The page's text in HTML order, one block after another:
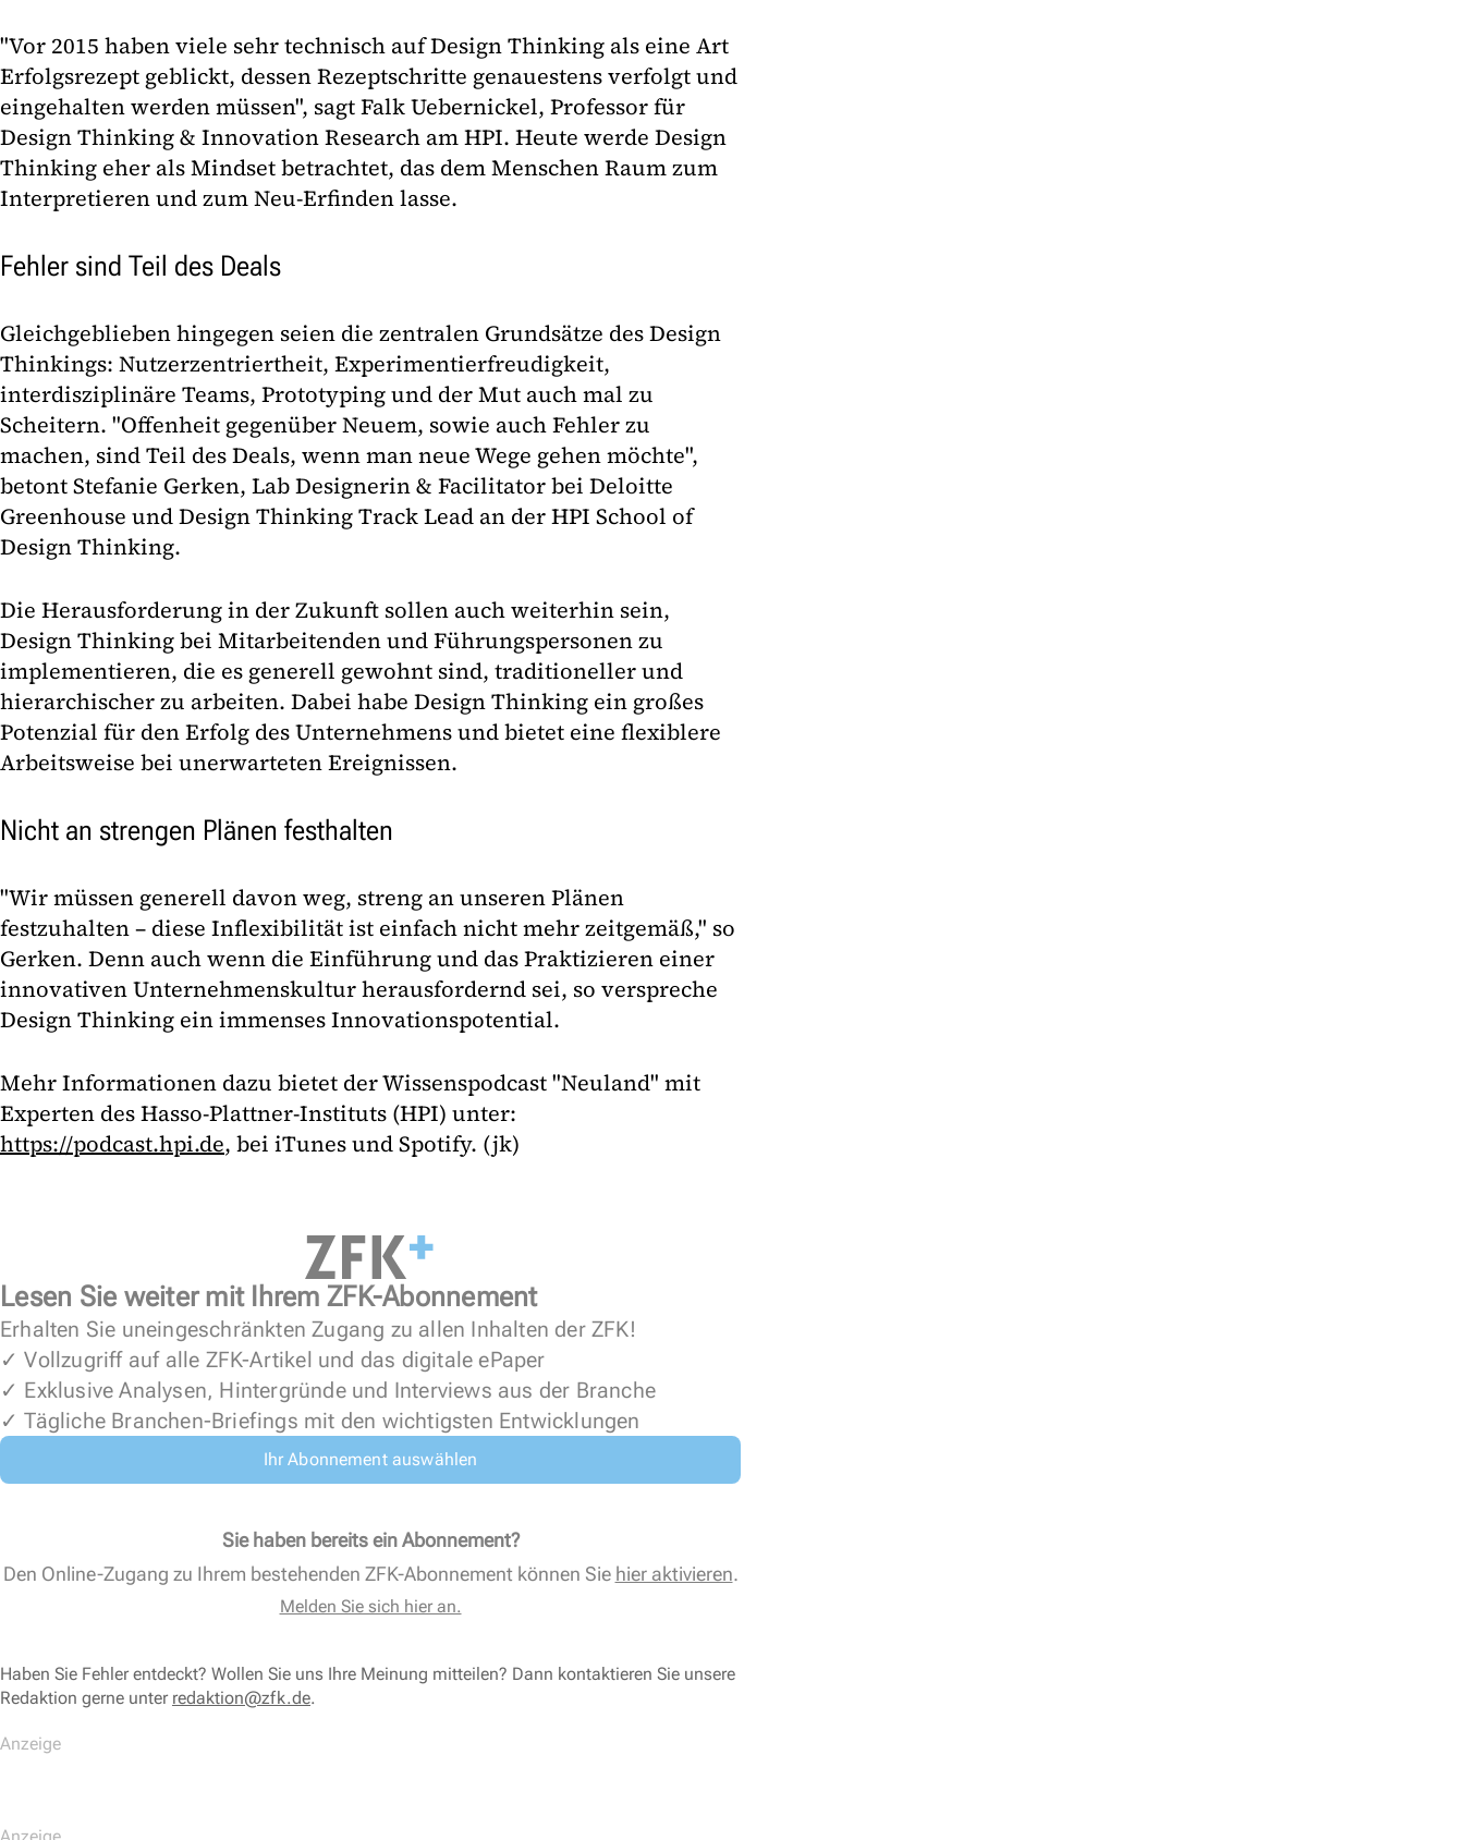
"Vor 2015 haben viele sehr technisch auf Design Thinking als eine Art
Erfolgsrezept geblickt, dessen Rezeptschritte genauestens verfolgt und
eingehalten werden müssen", sagt Falk Uebernickel, Professor für
Design Thinking & Innovation Research am HPI. Heute werde Design
Thinking eher als Mindset betrachtet, das dem Menschen Raum zum
Interpretieren und zum Neu-Erfinden lasse.
Fehler sind Teil des Deals
Gleichgeblieben hingegen seien die zentralen Grundsätze des Design
Thinkings: Nutzerzentriertheit, Experimentierfreudigkeit,
interdisziplinäre Teams, Prototyping und der Mut auch mal zu
Scheitern. "Offenheit gegenüber Neuem, sowie auch Fehler zu
machen, sind Teil des Deals, wenn man neue Wege gehen möchte",
betont Stefanie Gerken, Lab Designerin & Facilitator bei Deloitte
Greenhouse und Design Thinking Track Lead an der HPI School of
Design Thinking.
Die Herausforderung in der Zukunft sollen auch weiterhin sein,
Design Thinking bei Mitarbeitenden und Führungspersonen zu
implementieren, die es generell gewohnt sind, traditioneller und
hierarchischer zu arbeiten. Dabei habe Design Thinking ein großes
Potenzial für den Erfolg des Unternehmens und bietet eine flexiblere
Arbeitsweise bei unerwarteten Ereignissen.
Nicht an strengen Plänen festhalten
"Wir müssen generell davon weg, streng an unseren Plänen
festzuhalten – diese Inflexibilität ist einfach nicht mehr zeitgemäß," so
Gerken. Denn auch wenn die Einführung und das Praktizieren einer
innovativen Unternehmenskultur herausfordernd sei, so verspreche
Design Thinking ein immenses Innovationspotential.
Mehr Informationen dazu bietet der Wissenspodcast "Neuland" mit
Experten des Hasso-Plattner-Instituts (HPI) unter:
https://podcast.hpi.de, bei iTunes und Spotify. (jk)
Lesen Sie weiter mit Ihrem ZFK-Abonnement
Erhalten Sie uneingeschränkten Zugang zu allen Inhalten der ZFK!
✓ Vollzugriff auf alle ZFK-Artikel und das digitale ePaper
✓ Exklusive Analysen, Hintergründe und Interviews aus der Branche
✓ Tägliche Branchen-Briefings mit den wichtigsten Entwicklungen
Ihr Abonnement auswählen
Sie haben bereits ein Abonnement?
Den Online-Zugang zu Ihrem bestehenden ZFK-Abonnement können Sie hier aktivieren.
Melden Sie sich hier an.
Haben Sie Fehler entdeckt? Wollen Sie uns Ihre Meinung mitteilen? Dann kontaktieren Sie unsere
Redaktion gerne unter redaktion@zfk.de.